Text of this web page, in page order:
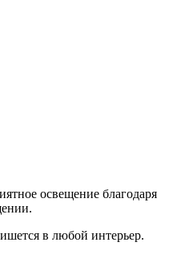
освещение благодаря
в любой интерьер.